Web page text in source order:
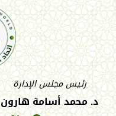
رئيس مجلس الإدارة
د. محمد أسامة هارون